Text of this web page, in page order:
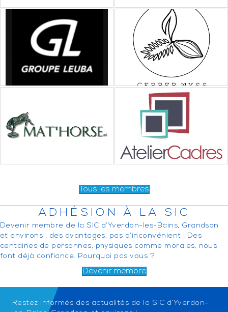
Tous les membres
ADHÉSION À LA SIC
Devenir membre de la SIC d’Yverdon-les-Bains, Grandson
et environs : des avantages, pas d’inconvénient ! Des
centaines de personnes, physiques comme morales, nous
font déjà confiance. Pourquoi pas vous ?
Devenir membre
Restez informés des actualités de la SIC d’Yverdon-